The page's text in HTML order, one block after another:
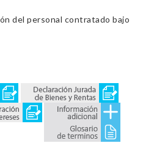
del personal contratado bajo